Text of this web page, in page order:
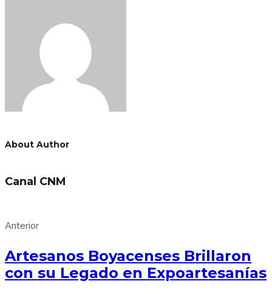
About Author
Canal CNM
Anterior
Artesanos Boyacenses Brillaron
con su Legado en Expoartesanías